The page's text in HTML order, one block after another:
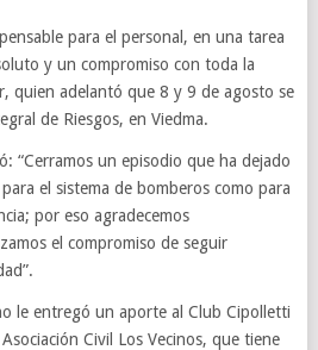
para el personal, en una tarea
y un compromiso con toda la
quien adelantó que 8 y 9 de agosto se
de Riesgos, en Viedma.
“Cerramos un episodio que ha dejado
el sistema de bomberos como para
por eso agradecemos
el compromiso de seguir
le entregó un aporte al Club Cipolletti
Civil Los Vecinos, que tiene